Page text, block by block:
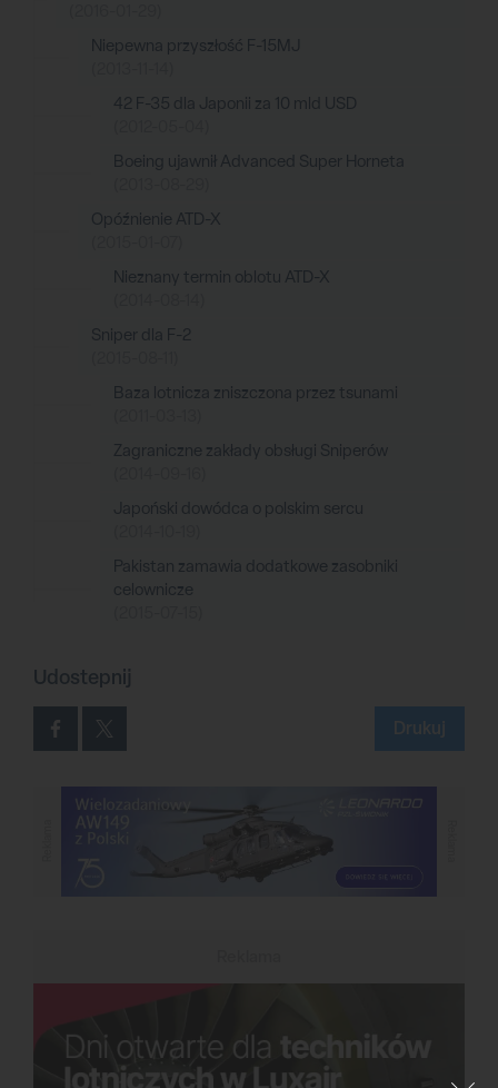
Niepewna przyszłość F-15MJ
42 F-35 dla Japonii za 10 mld USD
Boeing ujawnił Advanced Super Horneta
Opóźnienie ATD-X
Nieznany termin oblotu ATD-X
Sniper dla F-2
Baza lotnicza zniszczona przez tsunami
Zagraniczne zakłady obsługi Sniperów
Japoński dowódca o polskim sercu
Pakistan zamawia dodatkowe zasobniki
celownicze
Udostepnij
Drukuj